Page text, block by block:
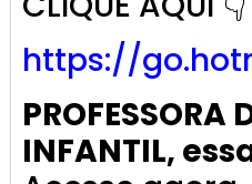
https://go.
PROFESSORA
INFANTIL,